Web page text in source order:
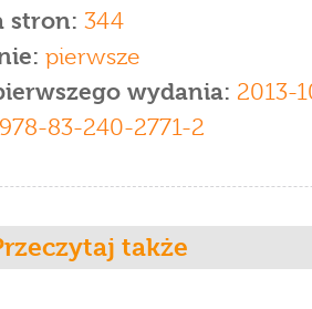
stron: 344
pierwsze
wydania: 2013-
978-83-240-2771-2
także